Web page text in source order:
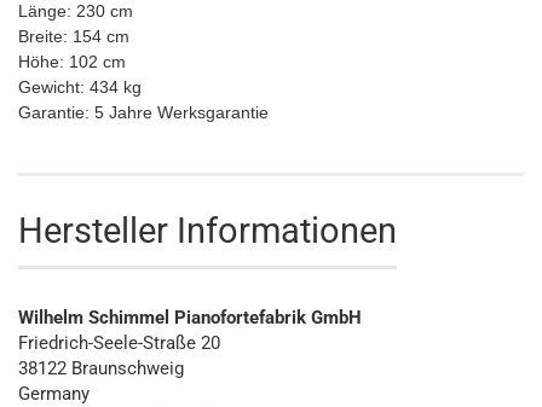
Länge: 230 cm
Breite: 154 cm
Höhe: 102 cm
Gewicht: 434 kg
Garantie: 5 Jahre Werksgarantie
Hersteller Informationen
Wilhelm Schimmel Pianofortefabrik GmbH
Friedrich-Seele-Straße 20
38122 Braunschweig
Germany